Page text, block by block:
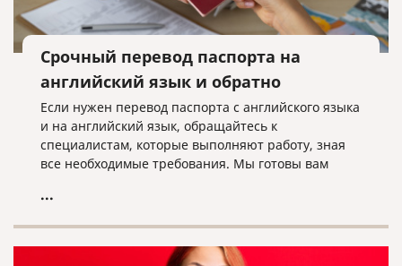
Срочный перевод паспорта на
английский язык и обратно
Если нужен перевод паспорта с английского языка
и на английский язык, обращайтесь к
специалистам, которые выполняют работу, зная
все необходимые требования. Мы готовы вам
...